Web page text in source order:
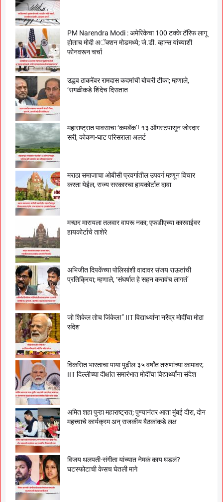
PM Narendra Modi : अमेरिकेचा 100 टक्के टॅरिफ लागू
होताच मोदी अॅक्शन मोडमध्ये; जे.डी. व्हान्स यांच्याशी
फोनवरून चर्चा
उद्धव ठाकरेंवर रामदास कदमांची बोचरी टीका; म्हणाले,
‘सगळीकडे शिंदेच दिसतात
महाराष्ट्रात पावसाचा ‘कमबॅक’! १३ ऑगस्टपासून जोरदार
सरी, कोकण-घाट परिसराला अलर्ट
मराठा समाजाचा ओबीसी प्रवर्गातील उपवर्ग म्हणून विचार
करता येईल, राज्य सरकारचा हायकोर्टात दावा
मच्छर मारायला तलवार वापरू नका; एफडीएच्या कारवाईवर
हायकोर्टाचे ताशेरे
अभिजीत दिपकेंच्या पोलिसांशी वादावर संजय राऊतांची
प्रतिक्रिया; म्हणाले, ‘संघर्षात हे सहन करावंच लागतं’
जो शिकेल तोच जिंकेल!” IIT विद्यार्थ्यांना नरेंद्र मोदींचा मोठा
संदेश
विकसित भारताचा पाया पुढील ३५ वर्षांत तरुणांच्या कामावर;
IIT दिल्लीच्या दीक्षांत समारंभात मोदींचा विद्यार्थ्यांना संदेश
अमित शहा पुन्हा महाराष्ट्रात; पुण्यानंतर आता मुंबई दौरा, दोन
महत्त्वाचे कार्यक्रम अन् राजकीय बैठकांकडे लक्ष
विजय थलपती-संगीता यांच्यात नेमकं काय घडलं?
घटस्फोटाची केसच घेतली मागे